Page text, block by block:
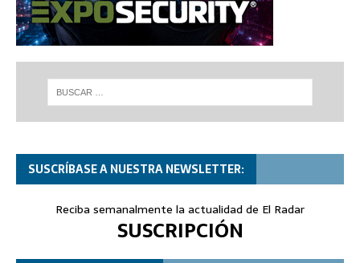
SUSCRÍBASE A NUESTRA NEWSLETTER:
Reciba semanalmente la actualidad de El Radar
SUSCRIPCIÓN